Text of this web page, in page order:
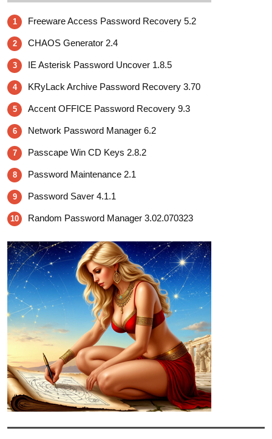
1 Freeware Access Password Recovery 5.2
2 CHAOS Generator 2.4
3 IE Asterisk Password Uncover 1.8.5
4 KRyLack Archive Password Recovery 3.70
5 Accent OFFICE Password Recovery 9.3
6 Network Password Manager 6.2
7 Passcape Win CD Keys 2.8.2
8 Password Maintenance 2.1
9 Password Saver 4.1.1
10 Random Password Manager 3.02.070323